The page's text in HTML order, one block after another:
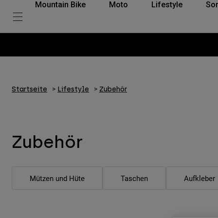
Mountain Bike Moto Lifestyle
Startseite Lifestyle Zubehör
Zubehör
Mützen und Hüte Taschen Aufkleber